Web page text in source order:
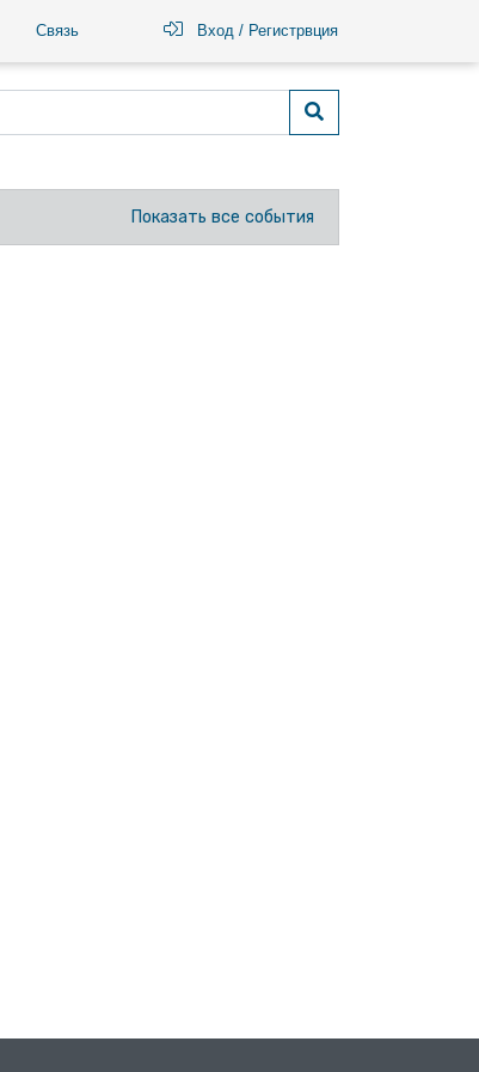
Связь Вход / Регистрвция
Показать все события